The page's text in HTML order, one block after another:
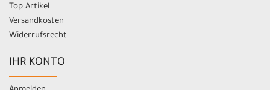
Top Artikel
Versandkosten
Widerrufsrecht
IHR KONTO